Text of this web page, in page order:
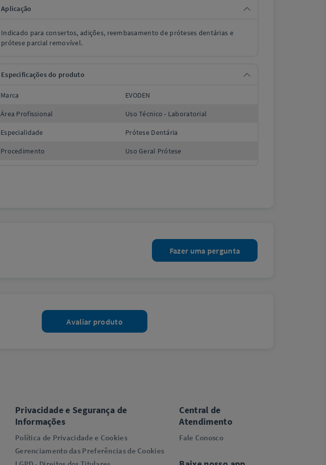
Aplicação
Indicado para consertos, adições, reembasamento de próteses dentárias e
prótese parcial removível.
Especificações do produto
Marca EVODEN
Área Profissional Uso Técnico - Laboratorial
Especialidade Prótese Dentária
Procedimento Uso Geral Prótese
Fazer uma pergunta
Avaliar produto
Privacidade e Segurança de
Informações
Política de Privacidade e Cookies
Gerenciamento das Preferências de Cookies
Central de
Atendimento
Fale Conosco